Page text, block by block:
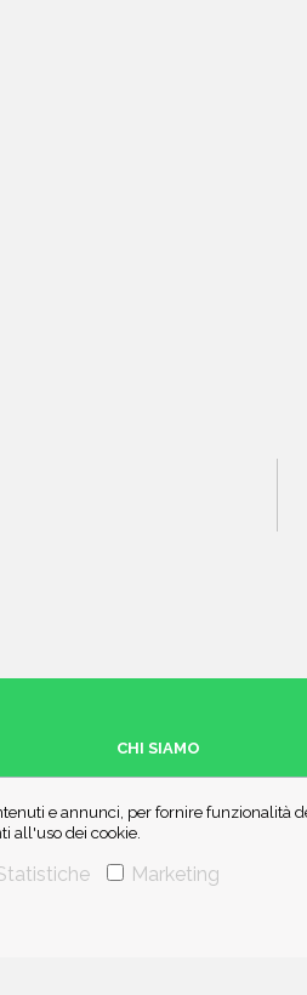
e annunci, per fornire funzionalità
all'uso dei cookie.
Marketing
CHI SIAMO